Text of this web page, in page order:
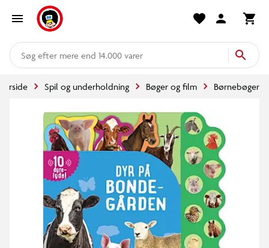
mere end 14.000 varer
Forside Spil og underholdning Bøger og film Børnebøger